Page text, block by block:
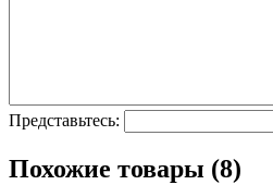
Представьтесь:
Похожие товары (8)